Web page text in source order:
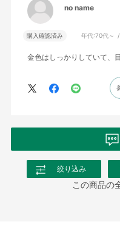
no name
購入確認済み 年代:70代～
金色はしっかりしていて、
絞り込み
この商品の